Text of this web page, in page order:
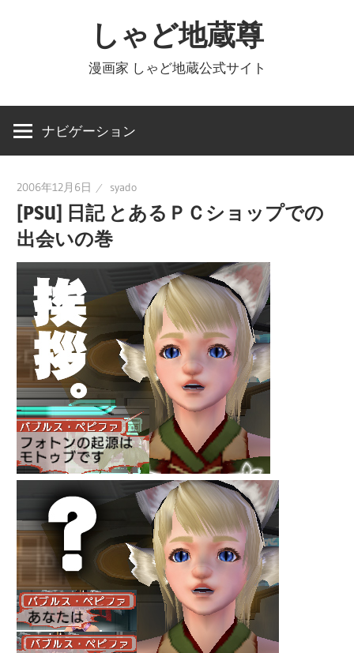
ツ
しゃど地蔵尊
漫画家 しゃど地蔵公式サイト
ナビゲーション
2006年12月6日 syado
[PSU] 日記 とあるＰＣショップでの
出会いの巻